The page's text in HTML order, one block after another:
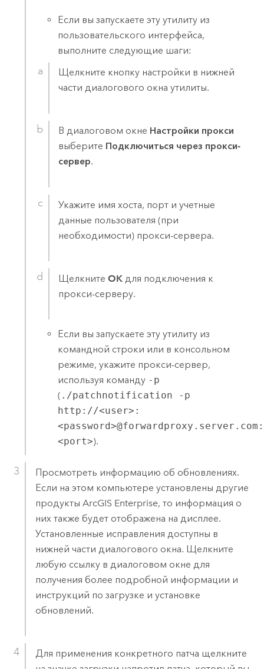
Если вы запускаете эту утилиту из
пользовательского интерфейса,
выполните следующие шаги:
Щелкните кнопку настройки в нижней
части диалогового окна утилиты.
В диалоговом окне Настройки прокси
выберите Подключиться через прокси-
сервер.
Укажите имя хоста, порт и учетные
данные пользователя (при
необходимости) прокси-сервера.
ЩелкнитеOK для подключения к
прокси-серверу.
Если вы запускаете эту утилиту из
командной строки или в консольном
режиме, укажите прокси-сервер,
используя команду -p
( ./patchnotification -p
http://<user>:
<password>@forwardproxy.server.com:
<port>).
Просмотреть информацию об обновлениях.
Если на этом компьютере установлены другие
продукты ArcGIS Enterprise, то информация о
них также будет отображена на дисплее.
Установленные исправления доступны в
нижней части диалогового окна. Щелкните
любую ссылку в диалоговом окне для
получения более подробной информации и
инструкций по загрузке и установке
обновлений.
Для применения конкретного патча щелкните